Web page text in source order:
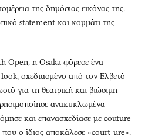
Uncut
Προσφορές
Επιστολές
της δημόσιας εικόνας της.
statement και κομμάτι της
Open, η Osaka φόρεσε ένα
σχεδιασμένο από τον Ελβετό
για τη θεατρική και βιώσιμη
ανακυκλωμένα
και επανασχεδίασε με couture
που ο ίδιος αποκάλεσε «court-ure».